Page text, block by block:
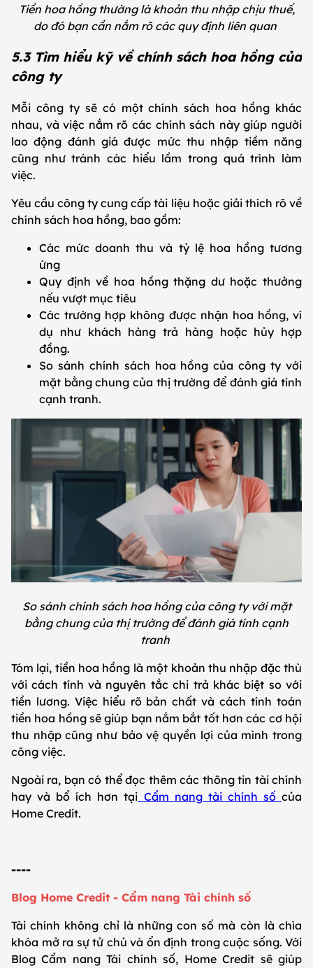
Tiền hoa hồng thường là khoản thu nhập chịu thuế,
do đó bạn cần nắm rõ các quy định liên quan
5.3 Tìm hiểu kỹ về chính sách hoa hồng của
công ty
Mỗi công ty sẽ có một chính sách hoa hồng khác
nhau, và việc nắm rõ các chính sách này giúp người
lao động đánh giá được mức thu nhập tiềm năng
cũng như tránh các hiểu lầm trong quá trình làm
việc.
Yêu cầu công ty cung cấp tài liệu hoặc giải thích rõ về
chính sách hoa hồng, bao gồm:
Các mức doanh thu và tỷ lệ hoa hồng tương
ứng
Quy định về hoa hồng thặng dư hoặc thưởng
nếu vượt mục tiêu
Các trường hợp không được nhận hoa hồng, ví
dụ như khách hàng trả hàng hoặc hủy hợp
đồng.
So sánh chính sách hoa hồng của công ty với
mặt bằng chung của thị trường để đánh giá tính
cạnh tranh.
So sánh chính sách hoa hồng của công ty với mặt
bằng chung của thị trường để đánh giá tính cạnh
tranh
Tóm lại, tiền hoa hồng là một khoản thu nhập đặc thù
với cách tính và nguyên tắc chi trả khác biệt so với
tiền lương. Việc hiểu rõ bản chất và cách tính toán
tiền hoa hồng sẽ giúp bạn nắm bắt tốt hơn các cơ hội
thu nhập cũng như bảo vệ quyền lợi của mình trong
công việc.
Ngoài ra, bạn có thể đọc thêm các thông tin tài chính
hay và bổ ích hơn tại Cẩm nang tài chính sốcủa
Home Credit.
----
Blog Home Credit - Cẩm nang Tài chính số
Tài chính không chỉ là những con số mà còn là chìa
khóa mở ra sự tử chủ và ổn định trong cuộc sống. Với
Blog Cẩm nang Tài chính số, Home Credit sẽ giúp